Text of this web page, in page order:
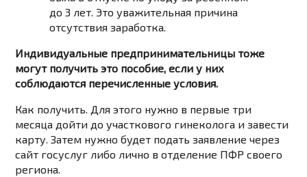
до 3 лет. Это уважительная причина
отсутствия заработка.
Индивидуальные предпринимательницы тоже
могут получить это пособие, если у них
соблюдаются перечисленные условия.
Как получить. Для этого нужно в первые три
месяца дойти до участкового гинеколога и завести
карту. Затем нужно будет подать заявление через
сайт госуслуг либо лично в отделение ПФР своего
региона.